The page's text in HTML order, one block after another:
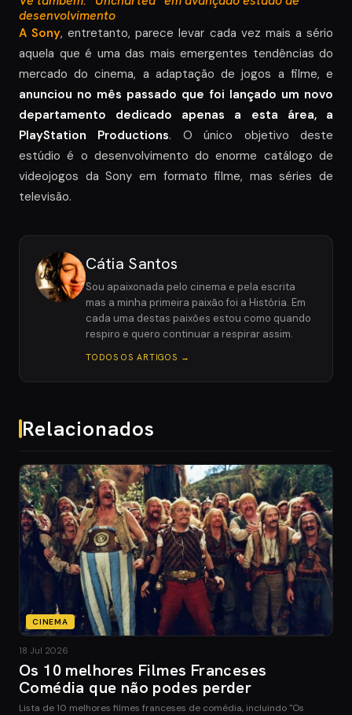
desenvolvimento
A Sony, entretanto, parece levar cada vez mais a sério
aquela que é uma das mais emergentes tendências do
mercado do cinema, a adaptação de jogos a filme, e
anunciou no mês passado que foi lançado um novo
departamento dedicado apenas a esta área, a
PlayStation Productions. O único objetivo deste
estúdio é o desenvolvimento do enorme catálogo de
videojogos da Sony em formato filme, mas séries de
televisão.
Cátia Santos
Sou apaixonada pelo cinema e pela escrita
mas a minha primeira paixão foi a História. Em
cada uma destas paixões estou como quando
respiro e quero continuar a respirar assim.
TODOS OS ARTIGOS →
Relacionados
CINEMA
18 Jul 2026
Os 10 melhores Filmes Franceses
Comédia que não podes perder
Lista de 10 melhores filmes franceses de comédia, incluindo "Os